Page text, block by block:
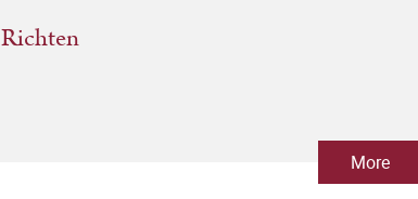
Richten
More